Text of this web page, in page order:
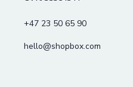
+47 23 50 65 90
hello@shopbox.com